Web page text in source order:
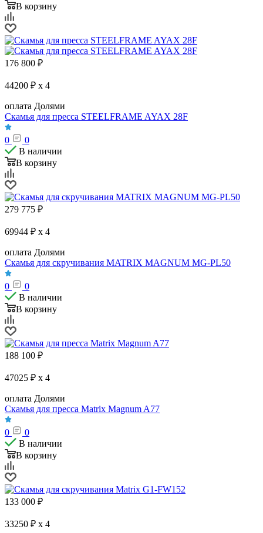
В корзину
176 800 ₽
44200 ₽ x 4
оплата Долями
Скамья для пресса STEELFRAME AYAX 28F
0
0
В наличии
В корзину
279 775 ₽
69944 ₽ x 4
оплата Долями
Скамья для скручивания MATRIX MAGNUM MG-PL50
0
0
В наличии
В корзину
188 100 ₽
47025 ₽ x 4
оплата Долями
Скамья для пресса Matrix Magnum A77
0
0
В наличии
В корзину
133 000 ₽
33250 ₽ x 4